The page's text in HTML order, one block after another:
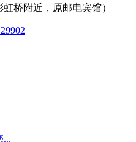
桥附近，原邮电宾馆）
...